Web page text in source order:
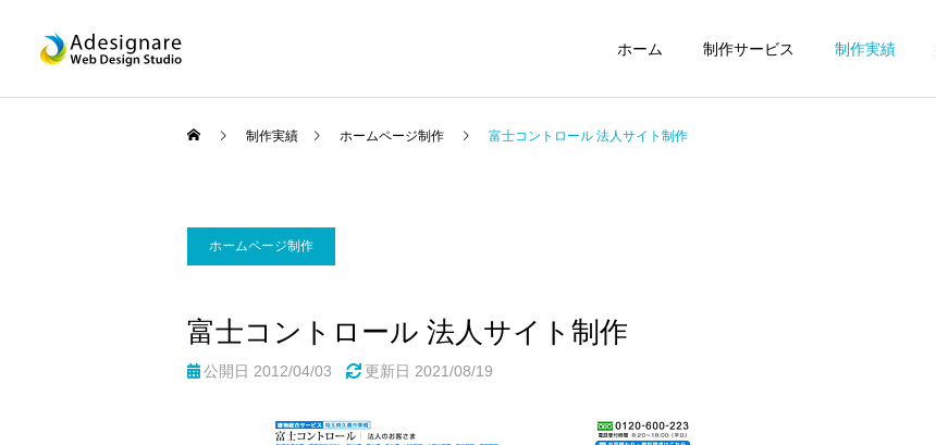
ホーム 制作サービス 制作実績
ホームページ制作
SEO対策
制作実績 ホームページ制作 富士コントロール 法人サイト制作
ホームページ制作
富士コントロール 法人サイト制作
公開日 2012/04/03 更新日 2021/08/19